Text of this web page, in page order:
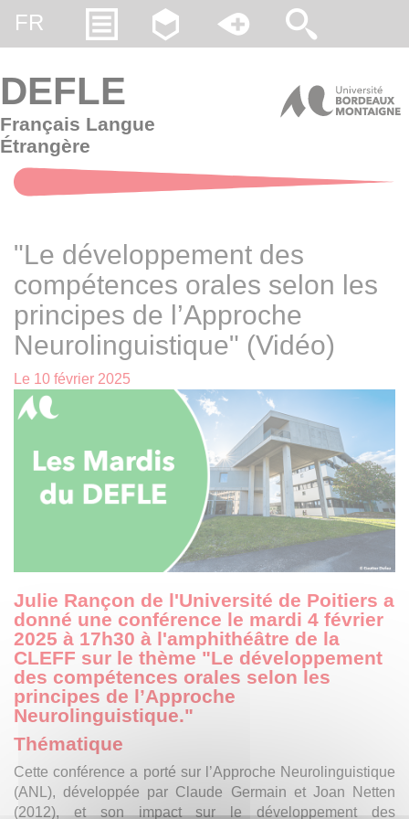
FR
DEFLE
Français Langue
Étrangère
"Le développement des
compétences orales selon les
principes de l’Approche
Neurolinguistique" (Vidéo)
Le 10 février 2025
Julie Rançon de l'Université de Poitiers a
donné une conférence le mardi 4 février
2025 à 17h30 à l'amphithéâtre de la
CLEFF sur le thème "Le développement
des compétences orales selon les
principes de l’Approche
Neurolinguistique."
Thématique
Cette conférence a porté sur l’Approche Neurolinguistique
(ANL), développée par Claude Germain et Joan Netten
(2012), et son impact sur le développement des
Gestion des cookies